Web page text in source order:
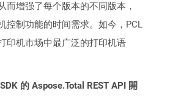
而增强了每个版本的不同版本，
控制功能的时间需求。如今，PCL
印机市场中最广泛的打印机语
的 Aspose.Total REST API 開